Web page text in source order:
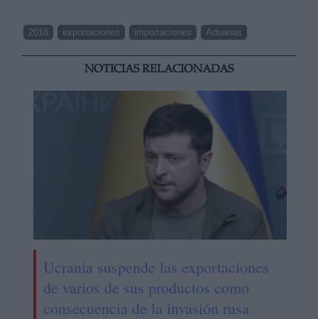
2018 exportaciones importaciones Aduanas
NOTICIAS RELACIONADAS
Ucrania suspende las exportaciones
de varios de sus productos como
consecuencia de la invasión rusa